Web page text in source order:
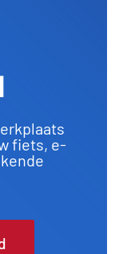
fiets, e-